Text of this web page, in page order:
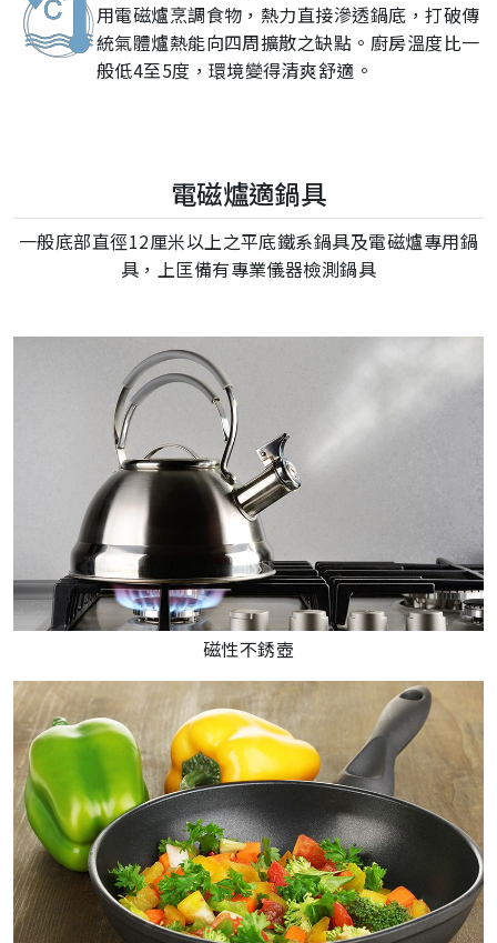
用電磁爐烹調食物，熱力直接滲透鍋底，打破傳
統氣體爐熱能向四周擴散之缺點。廚房溫度比一
般低4至5度，環境變得清爽舒適。
電磁爐適鍋具
一般底部直徑12厘米以上之平底鐵系鍋具及電磁爐專用鍋
具，上匡備有專業儀器檢測鍋具
磁性不銹壺